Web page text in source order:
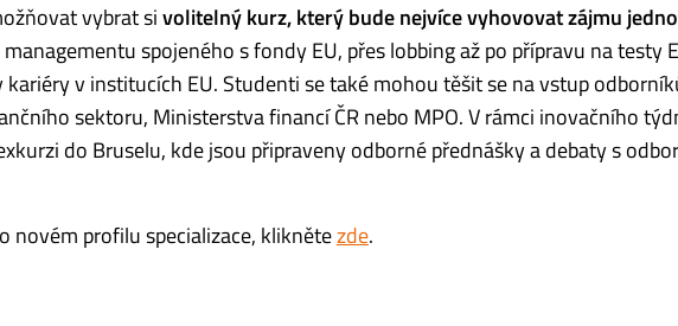
vybrat sivolitelný kurz, který bude nejvíce vyhovovat zájmu
spojeného s fondy EU, přes lobbing až po přípravu na testy
v institucích EU. Studenti se také mohou těšit se na vstup
sektoru, Ministerstva financí ČR nebo MPO. V rámci inovačního
do Bruselu, kde jsou připraveny odborné přednášky a debaty s
novém profilu specializace, kliknětezde.